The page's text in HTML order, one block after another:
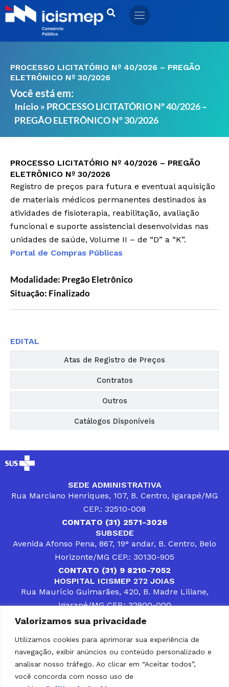
Valorizamos sua privacidade
Utilizamos cookies para aprimorar sua experiência de
navegação, exibir anúncios ou conteúdo personalizado e
analisar nosso tráfego. Ao clicar em “Aceitar todos”,
você concorda com nosso uso de
Ir
para
PROCESSO LICITATÓRIO Nº 40/2026 – PREGÃO
ELETRÔNICO Nº 30/2026
Você está em:
Início » PROCESSO LICITATÓRIO Nº 40/2026 –
PREGÃO ELETRÔNICO Nº 30/2026
PROCESSO LICITATÓRIO Nº 40/2026 – PREGÃO
ELETRÔNICO Nº 30/2026
Registro de preços para futura e eventual aquisição
de materiais médicos permanentes destinados às
atividades de fisioterapia, reabilitação, avaliação
funcional e suporte assistencial desenvolvidas nas
unidades de saúde, Volume II – de “D” a “K”.
Portal de Compras Públicas
Modalidade: Pregão Eletrônico
Situação: Finalizado
Atas de Registro de Preços
Contratos
Outros
Catálogos Disponíveis
EDITAL
SEDE ADMINISTRATIVA
Rua Marciano Henriques, 107, B. Centro, Igarapé/MG
CEP.: 32510-008
CONTATO (31) 2571-3026
SUBSEDE
Avenida Afonso Pena, 867, 19° andar, B. Centro, Belo
Horizonte/MG CEP.: 30130-905
CONTATO (31) 9 8210-7052
HOSPITAL ICISMEP 272 JOIAS
Rua Maurício Guimarães, 420, B. Madre Liliane,
Igarapé/MG CEP.: 32900-000
CONTATOS (31) 3512-4400 ou (31) 9 8309-8660
DESENVOLVER SOLUÇÕES, AÇÕES E SERVIÇOS
PÚBLICOS QUE COMPLEMENTEM A ASSISTÊNCIA À
POPULAÇÃO DA REGIÃO EM QUE ATUA, SENDO
PARCEIRO DOS MUNICÍPIOS CONSORCIADOS NA
SOLUÇÃO DE DIFICULDADES ENFRENTADAS POR
GESTORES MUNICIPAIS, É O COMPROMISSO DO
ICISMEP.